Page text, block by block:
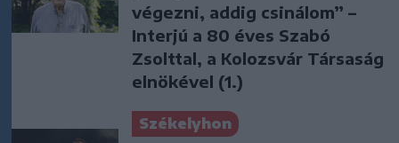
végezni, addig csinálom” –
Interjú a 80 éves Szabó
Zsolttal, a Kolozsvár Társaság
elnökével (1.)
Székelyhon